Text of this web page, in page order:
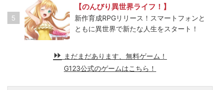
5
【のんびり異世界ライフ！】
新作育成RPGリリース！スマートフォンと
ともに異世界で新たな人生をスタート！
まだまだあります、無料ゲーム！
G123公式のゲームはこちら！